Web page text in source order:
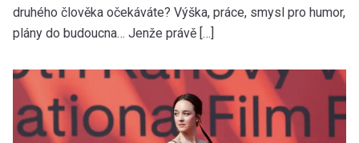
druhého člověka očekáváte? Výška, práce, smysl pro humor,
plány do budoucna… Jenže právě […]